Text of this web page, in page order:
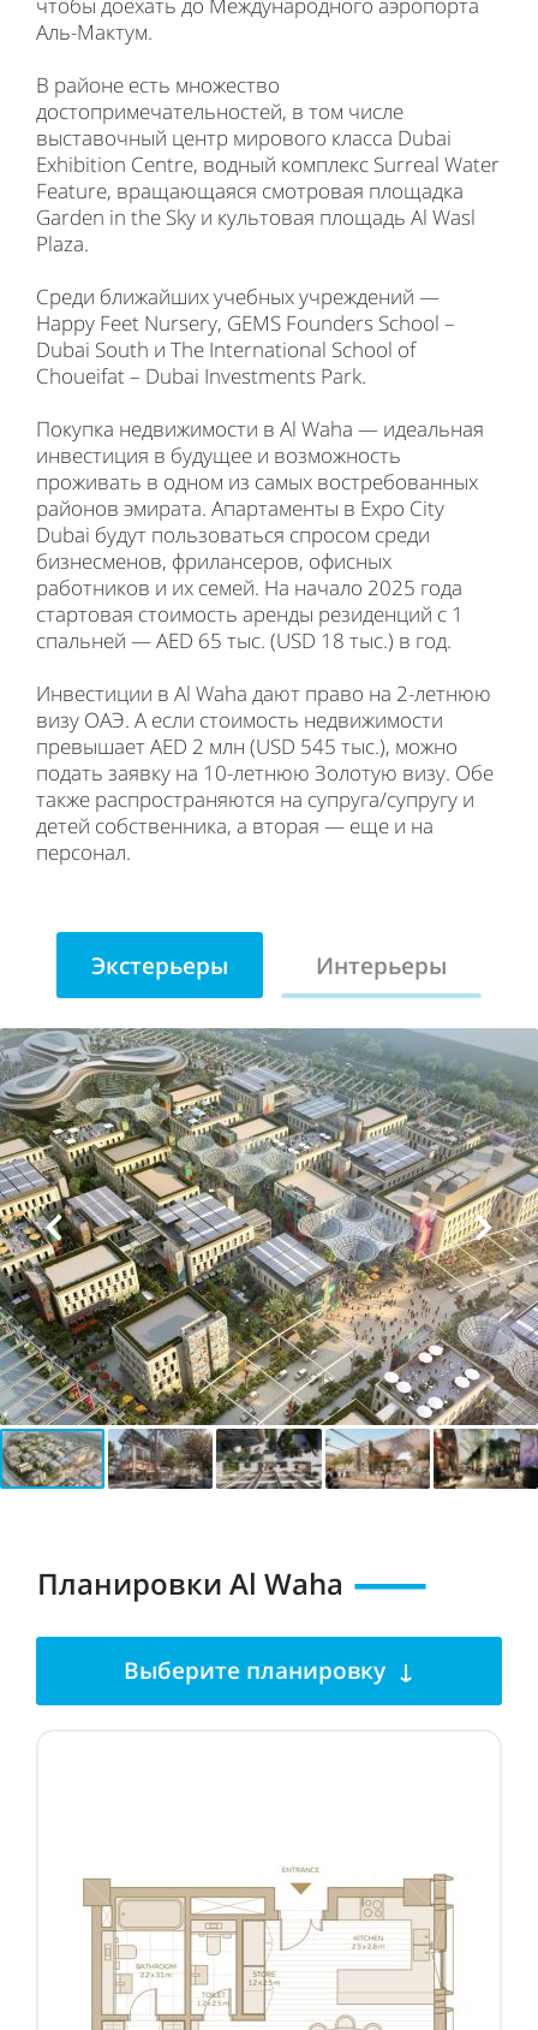
Аль-Мактум.
В районе есть множество
достопримечательностей, в том числе
выставочный центр мирового класса Dubai
Exhibition Centre, водный комплекс Surreal Water
Feature, вращающаяся смотровая площадка
Garden in the Sky и культовая площадь Al Wasl
Plaza.
Среди ближайших учебных учреждений —
Happy Feet Nursery, GEMS Founders School –
Dubai South и The International School of
Choueifat – Dubai Investments Park.
Покупка недвижимости в Al Waha — идеальная
инвестиция в будущее и возможность
проживать в одном из самых востребованных
районов эмирата. Апартаменты в Expo City
Dubai будут пользоваться спросом среди
бизнесменов, фрилансеров, офисных
работников и их семей. На начало 2025 года
стартовая стоимость аренды резиденций с 1
спальней — AED 65 тыс. (USD 18 тыс.) в год.
Инвестиции в Al Waha дают право на 2-летнюю
визу ОАЭ. А если стоимость недвижимости
превышает AED 2 млн (USD 545 тыс.), можно
подать заявку на 10-летнюю Золотую визу. Обе
также распространяются на супруга/супругу и
детей собственника, а вторая — еще и на
персонал.
Экстерьеры Интерьеры
Планировки Al Waha
Выберите планировку ↓